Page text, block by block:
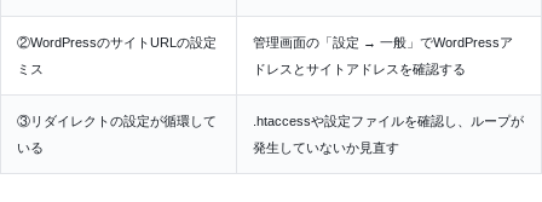
②WordPressのサイトURLの設定
ミス
管理画面の「設定 → 一般」でWordPressア
ドレスとサイトアドレスを確認する
③リダイレクトの設定が循環して
いる
.htaccessや設定ファイルを確認し、ループが
発生していないか見直す